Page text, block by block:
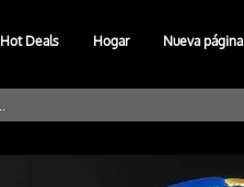
Hot Deals Hogar Nueva página